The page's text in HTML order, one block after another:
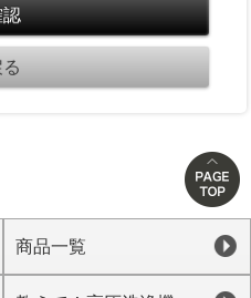
商品一覧